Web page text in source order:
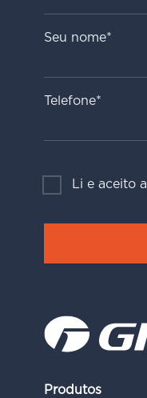
Seu nome*
Telefone*
Li e aceito a
Produtos